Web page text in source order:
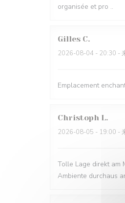
organisée et pro ..
Gilles C
2026-08-04 - 20:30 -
Emplacement
Christoph L
2026-08-05 - 19:00 -
Tolle Lage direkt am
Ambiente durchaus